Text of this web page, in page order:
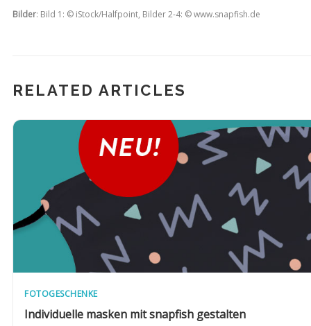
Bilder: Bild 1: © iStock/Halfpoint, Bilder 2-4: © www.snapfish.de
RELATED ARTICLES
FOTOGESCHENKE
Individuelle masken mit snapfish gestalten